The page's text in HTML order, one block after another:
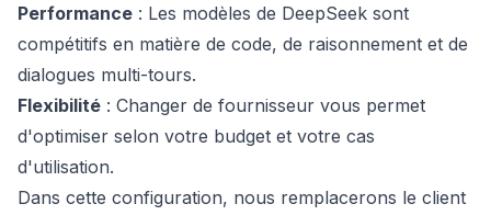
Performance : Les modèles de DeepSeek sont
compétitifs en matière de code, de raisonnement et de
dialogues multi-tours.
Flexibilité : Changer de fournisseur vous permet
d'optimiser selon votre budget et votre cas
d'utilisation.
Dans cette configuration, nous remplacerons le client